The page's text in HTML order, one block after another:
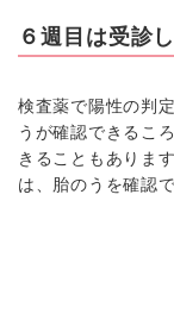
６週目は受診
検査薬で陽性の判
うが確認できるこ
きることもありま
は、胎のうを確認